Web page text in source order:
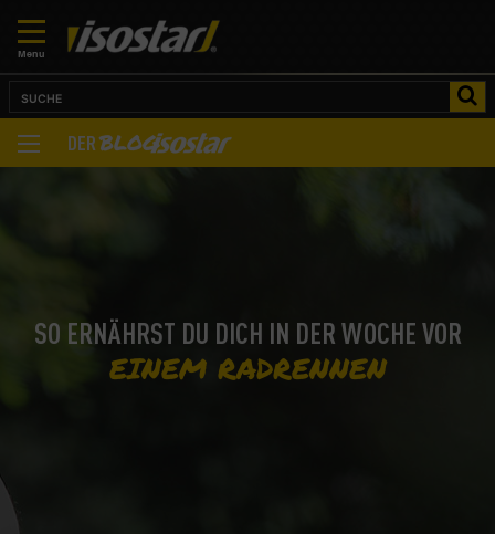
Menu
DERBLOG
SO ERNÄHRST DU DICH IN DER WOCHE VOR
EINEM RADRENNEN